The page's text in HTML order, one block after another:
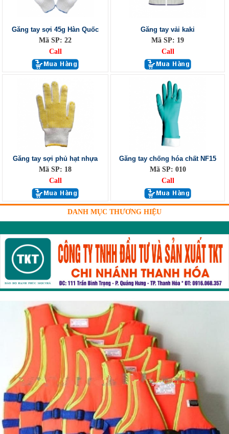
Găng tay sợi 45g Hàn Quốc
Mã SP: 22
Call
Găng tay vải kaki
Mã SP: 19
Call
Găng tay sợi phủ hạt nhựa
Mã SP: 18
Call
Găng tay chống hóa chất NF15
Mã SP: 010
Call
DANH MỤC THƯƠNG HIỆU